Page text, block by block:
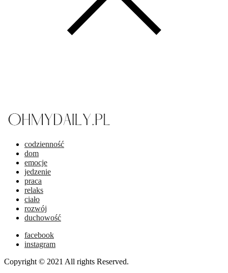
codzienność
dom
emocje
jedzenie
praca
relaks
ciało
rozwój
duchowość
facebook
instagram
Copyright © 2021 All rights Reserved.